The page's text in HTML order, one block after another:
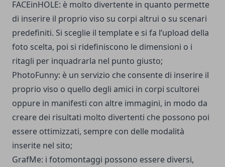
FACEinHOLE: è molto divertente in quanto permette
di inserire il proprio viso su corpi altrui o su scenari
predefiniti. Si sceglie il template e si fa l’upload della
foto scelta, poi si ridefiniscono le dimensioni o i
ritagli per inquadrarla nel punto giusto;
PhotoFunny: è un servizio che consente di inserire il
proprio viso o quello degli amici in corpi scultorei
oppure in manifesti con altre immagini, in modo da
creare dei risultati molto divertenti che possono poi
essere ottimizzati, sempre con delle modalità
inserite nel sito;
GrafMe: i fotomontaggi possono essere diversi,